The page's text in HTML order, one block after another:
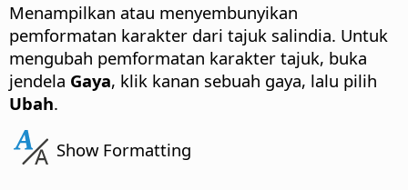
Menampilkan atau menyembunyikan
pemformatan karakter dari tajuk salindia. Untuk
mengubah pemformatan karakter tajuk, buka
jendela Gaya, klik kanan sebuah gaya, lalu pilih
Ubah.
Show Formatting